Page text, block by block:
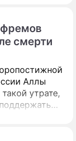
РЕЛИЗЫ
смерти
Аллы
утрате,